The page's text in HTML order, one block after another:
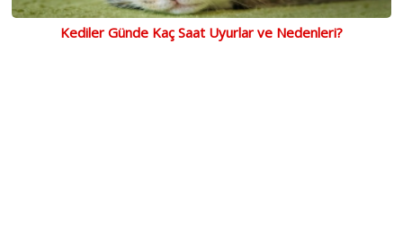
Kediler Günde Kaç Saat Uyurlar ve Nedenleri?